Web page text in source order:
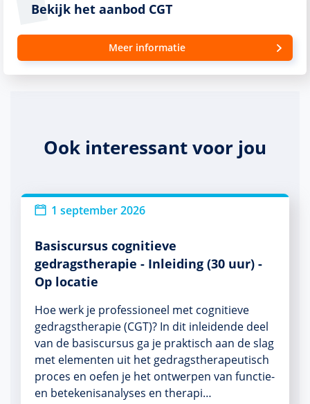
Bekijk het aanbod CGT
Meer informatie
Ook interessant voor jou
1 september 2026
Basiscursus cognitieve
gedragstherapie - Inleiding (30 uur) -
Op locatie
Hoe werk je professioneel met cognitieve
gedragstherapie (CGT)? In dit inleidende deel
van de basiscursus ga je praktisch aan de slag
met elementen uit het gedragstherapeutisch
proces en oefen je het ontwerpen van functie-
en betekenisanalyses en therapi…